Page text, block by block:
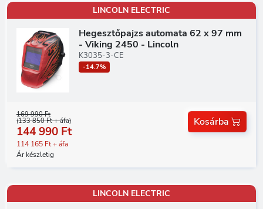
LINCOLN ELECTRIC
Hegesztőpajzs automata 62 x 97 mm
- Viking 2450 - Lincoln
K3035-3-CE
-14.7%
169 990 Ft
(133 850 Ft + áfa)
144 990 Ft
114 165 Ft + áfa
Ár készletig
Kosárba
LINCOLN ELECTRIC